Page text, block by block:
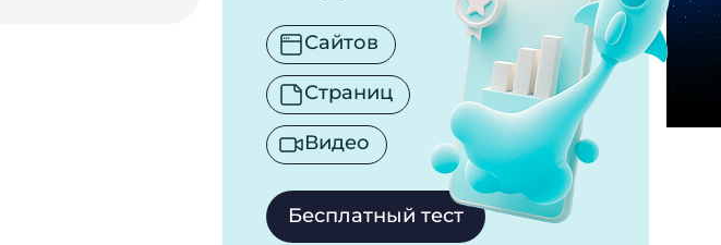
Сайтов
Страниц
Видео
Бесплатный тест